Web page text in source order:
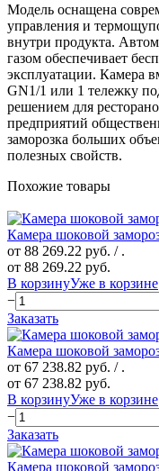
Модель оснащена
управления и
внутри продукта.
газом обеспечивает
эксплуатации. Камера
GN1/1 или 1 тележку
решением для
предприятий
заморозка больших
полезных свойств.
Похожие товары
Камера шоковой
от 88 269.22 руб. / .
от 88 269.22 руб.
В корзинуУже в корзине
−
Заказать
Камера шоковой
от 67 238.82 руб. / .
от 67 238.82 руб.
В корзинуУже в корзине
−
Заказать
Камера шоковой